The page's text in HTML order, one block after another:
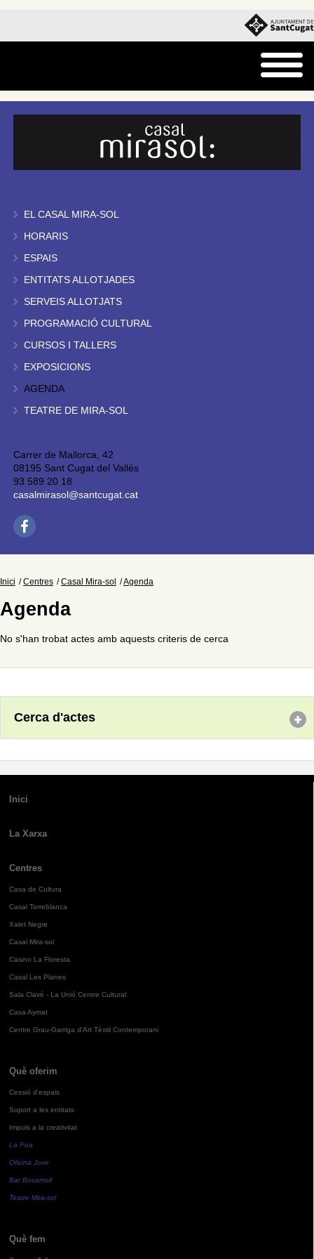
EL CASAL MIRA-SOL
HORARIS
ESPAIS
ENTITATS ALLOTJADES
SERVEIS ALLOTJATS
PROGRAMACIÓ CULTURAL
CURSOS I TALLERS
EXPOSICIONS
AGENDA
TEATRE DE MIRA-SOL
Carrer de Mallorca, 42
08195 Sant Cugat del Vallès
93 589 20 18
casalmirasol@santcugat.cat
Inici Centres Casal Mira-sol Agenda
Agenda
No s'han trobat actes amb aquests criteris de cerca
Cerca d'actes
Inici
La Xarxa
Centres
Casa de Cultura
Casal Torreblanca
Xalet Negre
Casal Mira-sol
Casino La Floresta
Casal Les Planes
Sala Clavé - La Unió Centre Cultural
Casa Aymat
Centre Grau-Garriga d'Art Tèxtil Contemporani
Què oferim
Cessió d'espais
Suport a les entitats
Impuls a la creativitat
La Pua
Oficina Jove
Bar Bocamoll
Teatre Mira-sol
Què fem